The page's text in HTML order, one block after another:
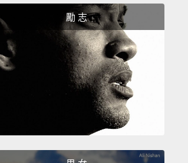
計劃在萬聖節扮演什麼東西，還有
還有，務必確認你已訂閱
周新影片。記住，你可以每天在
上捕捉到我和我的家人喔。下周再
勵 志